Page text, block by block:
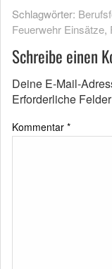
Schlagwörter:
Feuerwehr Einsätze,
Schreibe einen
Deine E-Mail-
Erforderliche
Kommentar *